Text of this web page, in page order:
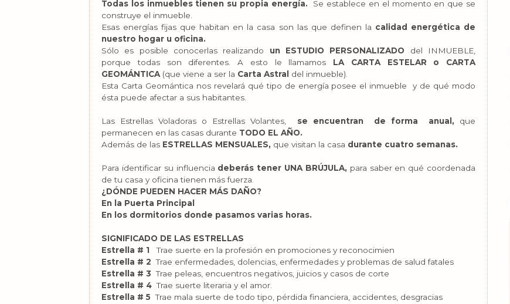
Todas los inmuebles tienen su propia energía. Se establece en el momento en que se
construye el inmueble.
Esas energías fijas que habitan en la casa son las que definen la calidad energética de
nuestro hogar u oficina.
Sólo es posible conocerlas realizando un ESTUDIO PERSONALIZADO del INMUEBLE,
porque todas son diferentes. A esto le llamamos LA CARTA ESTELAR o CARTA
GEOMÁNTICA (que viene a ser la Carta Astral
del inmueble).
Esta Carta Geomántica nos revelará qué tipo de energía posee el inmueble y de qué modo
ésta puede afectar a sus habitantes.
Las Estrellas Voladoras o Estrellas Volantes, se encuentran de forma anual, que
permanecen en las casas durante TODO EL AÑO.
Además de las ESTRELLAS MENSUALES, que visitan la casa durante cuatro semanas.
Para identificar su influencia deberás tener UNA BRÚJULA, para saber en qué coordenada
de tu casa y oficina tienen más fuerza.
¿DÓNDE PUEDEN HACER MÁS DAÑO?
En la Puerta Principal
En los dormitorios donde pasamos varias horas.
SIGNIFICADO DE LAS ESTRELLAS
Estrella # 1 Trae suerte en la profesión en promociones y reconocimien
Estrella # 2 Trae enfermedades, dolencias, enfermedades y problemas de salud fatales
Estrella # 3 Trae peleas, encuentros negativos, juicios y casos de corte
Estrella # 4 Trae suerte literaria y el amor.
Estrella # 5 Trae mala suerte de todo tipo, pérdida financiera, accidentes, desgracias